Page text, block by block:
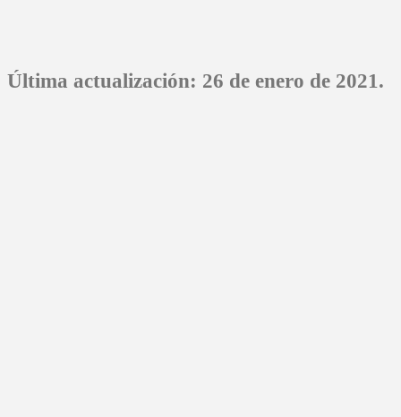
Última actualización: 26 de enero de 2021.